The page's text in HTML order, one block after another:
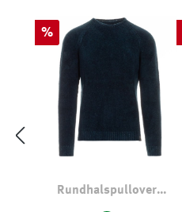
Rabatt
%
Rundhalspullover